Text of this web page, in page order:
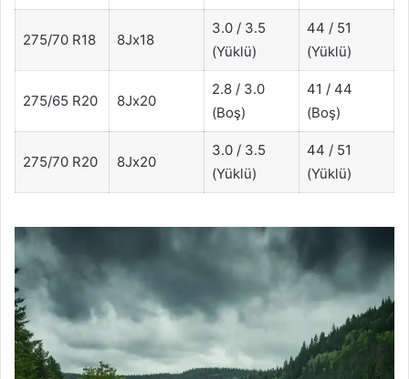
275/70 R18 8Jx18
3.0 / 3.5
(Yüklü)
44 / 51
(Yüklü)
275/65 R20 8Jx20
2.8 / 3.0
(Boş)
41 / 44
(Boş)
275/70 R20 8Jx20
3.0 / 3.5
(Yüklü)
44 / 51
(Yüklü)